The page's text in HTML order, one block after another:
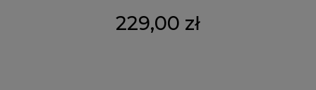
229,00 zł